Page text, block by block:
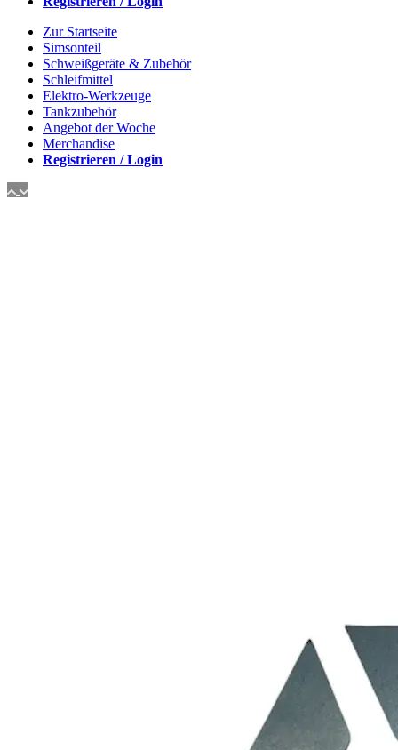
Zur Startseite
Simsonteil
Schweißgeräte & Zubehör
Schleifmittel
Elektro-Werkzeuge
Tankzubehör
Angebot der Woche
Merchandise
Registrieren / Login